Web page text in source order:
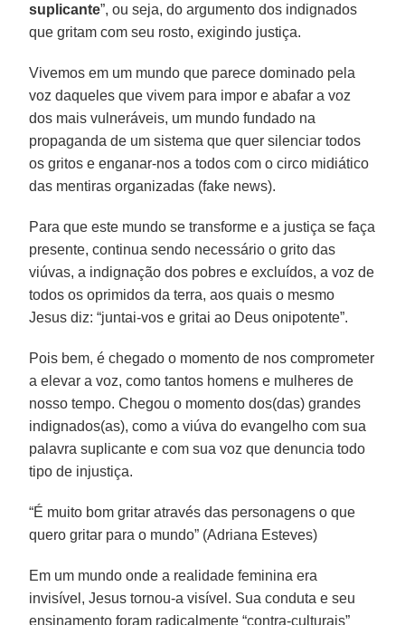
suplicante”, ou seja, do argumento dos indignados
que gritam com seu rosto, exigindo justiça.
Vivemos em um mundo que parece dominado pela
voz daqueles que vivem para impor e abafar a voz
dos mais vulneráveis, um mundo fundado na
propaganda de um sistema que quer silenciar todos
os gritos e enganar-nos a todos com o circo midiático
das mentiras organizadas (fake news).
Para que este mundo se transforme e a justiça se faça
presente, continua sendo necessário o grito das
viúvas, a indignação dos pobres e excluídos, a voz de
todos os oprimidos da terra, aos quais o mesmo
Jesus diz: “juntai-vos e gritai ao Deus onipotente”.
Pois bem, é chegado o momento de nos comprometer
a elevar a voz, como tantos homens e mulheres de
nosso tempo. Chegou o momento dos(das) grandes
indignados(as), como a viúva do evangelho com sua
palavra suplicante e com sua voz que denuncia todo
tipo de injustiça.
“É muito bom gritar através das personagens o que
quero gritar para o mundo” (Adriana Esteves)
Em um mundo onde a realidade feminina era
invisível, Jesus tornou-a visível. Sua conduta e seu
ensinamento foram radicalmente “contra-culturais”